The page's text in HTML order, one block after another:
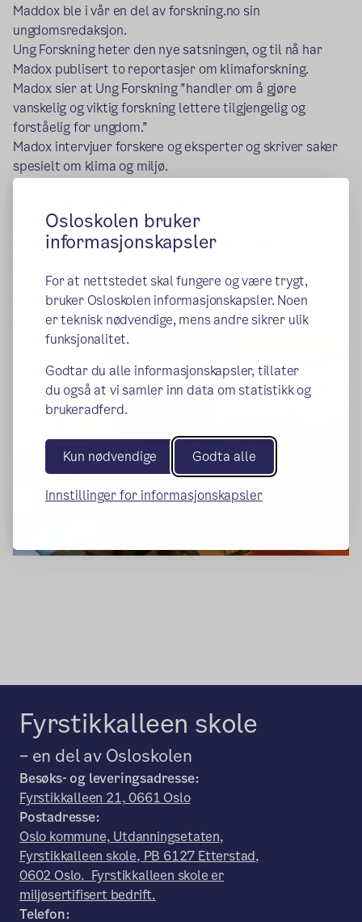
Osloskolen bruker
informasjonskapsler
For at nettstedet skal fungere og være trygt,
bruker Osloskolen informasjonskapsler. Noen
er teknisk nødvendige, mens andre sikrer ulik
funksjonalitet.
Godtar du alle informasjonskapsler, tillater
du også at vi samler inn data om statistikk og
brukeradferd.
Kun nødvendige Godta alle
Innstillinger for informasjonskapsler
Maddox ble i vår en del av forskning.no sin
ungdomsredaksjon.
Ung Forskning heter den nye satsningen, og til nå har
Madox publisert to reportasjer om klimaforskning.
Madox sier at Ung Forskning "handler om å gjøre
vanskelig og viktig forskning lettere tilgjengelig og
forståelig for ungdom."
Madox intervjuer forskere og eksperter og skriver saker
spesielt om klima og miljø.
Dere kan lese de to siste sakene hans her:
kloden-ved-a-male-tak-hvite/2510545
https://ung.forskning.no/klima-ung/her-suges-
Bilde fra redaksjonsmøte i vår, med Maddox Curle i
midten (foto: Mikael-Kopstad Jensen)
Fyrstikkalleen skole
– en del av Osloskolen
Besøks- og leveringsadresse:
Fyrstikkalleen 21, 0661 Oslo
Postadresse:
Oslo kommune, Utdanningsetaten,
Fyrstikkalleen skole, PB 6127 Etterstad,
0602 Oslo. Fyrstikkalleen skole er
miljøsertifisert bedrift.
Telefon: